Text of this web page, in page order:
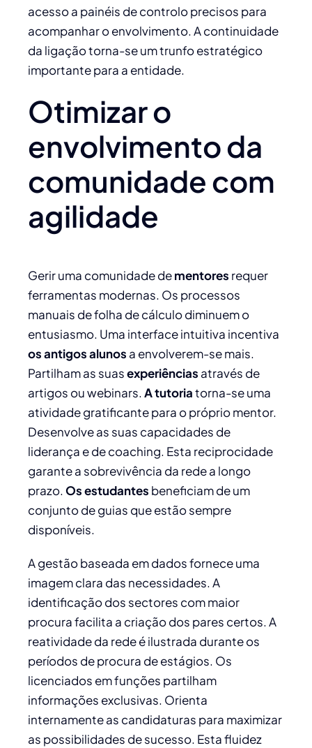
acesso a painéis de controlo precisos para
acompanhar o envolvimento. A continuidade
da ligação torna-se um trunfo estratégico
importante para a entidade.
Otimizar o
envolvimento da
comunidade com
agilidade
Gerir uma comunidade dementores requer
ferramentas modernas. Os processos
manuais de folha de cálculo diminuem o
entusiasmo. Uma interface intuitiva incentiva
os antigos alunos a envolverem-se mais.
Partilham as suasexperiências através de
artigos ou webinars.A tutoriatorna-se uma
atividade gratificante para o próprio mentor.
Desenvolve as suas capacidades de
liderança e de coaching. Esta reciprocidade
garante a sobrevivência da rede a longo
prazo.Os estudantes beneficiam de um
conjunto de guias que estão sempre
disponíveis.
A gestão baseada em dados fornece uma
imagem clara das necessidades. A
identificação dos sectores com maior
procura facilita a criação dos pares certos. A
reatividade da rede é ilustrada durante os
períodos de procura de estágios. Os
licenciados em funções partilham
informações exclusivas. Orienta
internamente as candidaturas para maximizar
as possibilidades de sucesso. Esta fluidez